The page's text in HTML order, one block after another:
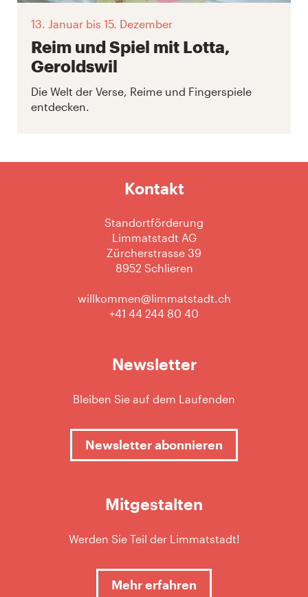
13. Januar bis 15. Dezember
Reim und Spiel mit Lotta,
Geroldswil
Die Welt der Verse, Reime und Fingerspiele
entdecken.
Kontakt
Standortförderung
Limmatstadt AG
Zürcherstrasse 39
8952 Schlieren
willkommen@limmatstadt.ch
+41 44 244 80 40
Newsletter
Bleiben Sie auf dem Laufenden
Newsletter abonnieren
Mitgestalten
Werden Sie Teil der Limmatstadt!
Mehr erfahren